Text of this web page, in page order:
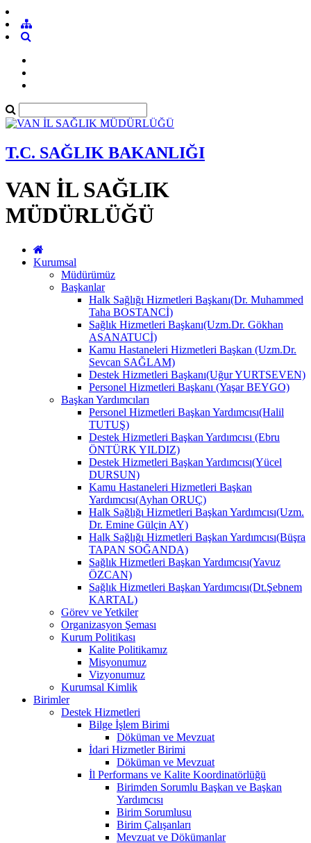
T.C. SAĞLIK BAKANLIĞI
VAN İL SAĞLIK
MÜDÜRLÜĞÜ
Kurumsal
Müdürümüz
Başkanlar
Halk Sağlığı Hizmetleri Başkanı(Dr. Muhammed
Taha BOSTANCİ)
Sağlık Hizmetleri Başkanı(Uzm.Dr. Gökhan
ASANATUCİ)
Kamu Hastaneleri Hizmetleri Başkan (Uzm.Dr.
Sevcan SAĞLAM)
Destek Hizmetleri Başkanı(Uğur YURTSEVEN)
Personel Hizmetleri Başkanı (Yaşar BEYGO)
Başkan Yardımcıları
Personel Hizmetleri Başkan Yardımcısı(Halil
TUTUŞ)
Destek Hizmetleri Başkan Yardımcısı (Ebru
ÖNTÜRK YILDIZ)
Destek Hizmetleri Başkan Yardımcısı(Yücel
DURSUN)
Kamu Hastaneleri Hizmetleri Başkan
Yardımcısı(Ayhan ORUÇ)
Halk Sağlığı Hizmetleri Başkan Yardımcısı(Uzm.
Dr. Emine Gülçin AY)
Halk Sağlığı Hizmetleri Başkan Yardımcısı(Büşra
TAPAN SOĞANDA)
Sağlık Hizmetleri Başkan Yardımcısı(Yavuz
ÖZCAN)
Sağlık Hizmetleri Başkan Yardımcısı(Dt.Şebnem
KARTAL)
Görev ve Yetkiler
Organizasyon Şeması
Kurum Politikası
Kalite Politikamız
Misyonumuz
Vizyonumuz
Kurumsal Kimlik
Birimler
Destek Hizmetleri
Bilge İşlem Birimi
Döküman ve Mevzuat
İdari Hizmetler Birimi
Döküman ve Mevzuat
İl Performans ve Kalite Koordinatörlüğü
Birimden Sorumlu Başkan ve Başkan
Yardımcısı
Birim Sorumlusu
Birim Çalışanları
Mevzuat ve Dökümanlar